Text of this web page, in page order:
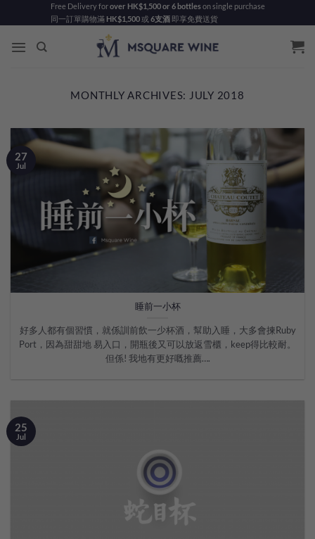
to
content
Free Delivery forover HK$1,500 or 6 bottleson single purchase
同一訂單購物滿 HK$1,500或 6支酒即享免費送貨
MONTHLY ARCHIVES: JULY 2018
睡前一小杯
好多人都有個習慣，就係訓前飲一少杯酒，幫助入睡，大多會揀Ruby
Port，因為甜甜地 易入口，開瓶後又可以放返雪櫃，keep得比較耐。
但係! 我地有更好嘅推薦….
27
Jul
25
Jul